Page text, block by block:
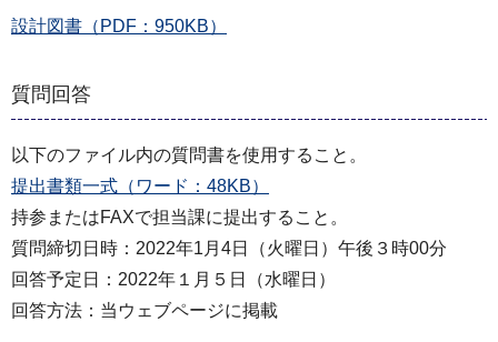
設計図書（PDF：950KB）
質問回答
以下のファイル内の質問書を使用すること。
提出書類一式（ワード：48KB）
持参またはFAXで担当課に提出すること。
質問締切日時：2022年1月4日（火曜日）午後３時00分
回答予定日：2022年１月５日（水曜日）
回答方法：当ウェブページに掲載